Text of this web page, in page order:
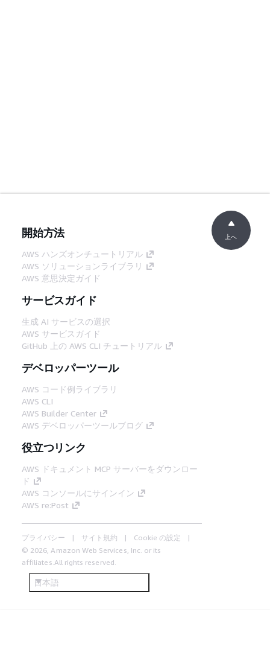
開始方法
AWS ハンズオンチュートリアル
AWS ソリューションライブラリ
AWS 意思決定ガイド
サービスガイド
生成 AI サービスの選択
AWS サービスガイド
GitHub 上の AWS CLI チュートリアル
デベロッパーツール
AWS コード例ライブラリ
AWS CLI
AWS Builder Center
AWS デベロッパーツールブログ
役立つリンク
AWS ドキュメント MCP サーバーをダウンロー
ド
AWS コンソールにサインイン
AWS re:Post
プライバシー サイト規約
Cookie の設定
© 2026, Amazon Web Services, Inc. or its
affiliates.All rights reserved.
日本語
上へ